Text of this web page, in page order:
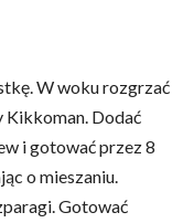
W woku rozgrzać
Kikkoman. Dodać
i gotować przez 8
o mieszaniu.
Gotować